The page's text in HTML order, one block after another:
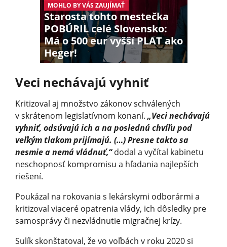
MOHLO BY VÁS ZAUJÍMAŤ
Starosta tohto mestečka
POBÚRIL celé Slovensko:
Má o 500 eur vyšší PLAT ako
Heger!
Veci nechávajú vyhniť
Kritizoval aj množstvo zákonov schválených
v skrátenom legislatívnom konaní. „Veci nechávajú
vyhniť, odsúvajú ich a na poslednú chvíľu pod
veľkým tlakom prijímajú. (…) Presne takto sa
nesmie a nemá vládnuť,“dodal a vyčítal kabinetu
neschopnosť kompromisu a hľadania najlepších
riešení.
Poukázal na rokovania s lekárskymi odborármi a
kritizoval viaceré opatrenia vlády, ich dôsledky pre
samosprávy či nezvládnutie migračnej krízy.
Sulík skonštatoval, že vo voľbách v roku 2020 si